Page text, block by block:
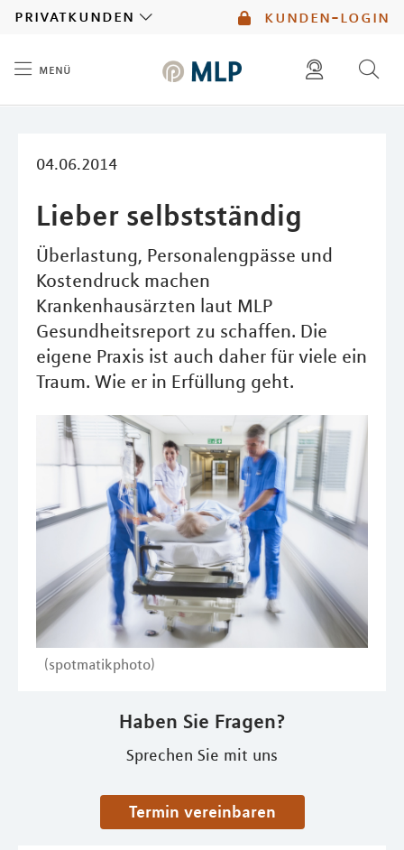
kunden-login
privatkunden
menü
04.06.2014
Lieber selbstständig
Überlastung, Personalengpässe und
Kostendruck machen
Krankenhausärzten laut MLP
Gesundheitsreport zu schaffen. Die
eigene Praxis ist auch daher für viele ein
Traum. Wie er in Erfüllung geht.
(spotmatikphoto)
Haben Sie Fragen?
Sprechen Sie mit uns
Termin vereinbaren